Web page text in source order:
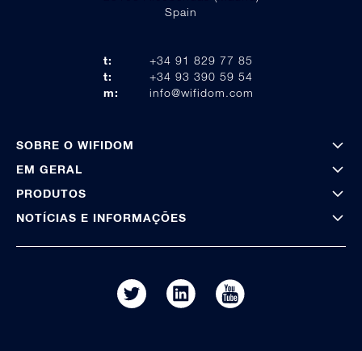
Spain
t:
+34 91 829 77 85
t:
+34 93 390 59 54
m:
info@wifidom.com
SOBRE O WIFIDOM
EM GERAL
PRODUTOS
NOTÍCIAS E INFORMAÇÕES